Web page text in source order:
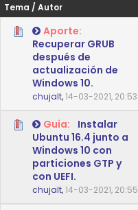
Tema / Autor
Aporte:
Recuperar GRUB
después de
actualización de
Windows 10.
chujalt,14-03-2021, 20:53
Guia:
Instalar
Ubuntu 16.4 junto a
Windows 10 con
particiones GTP y
con UEFI.
chujalt,14-03-2021, 20:55